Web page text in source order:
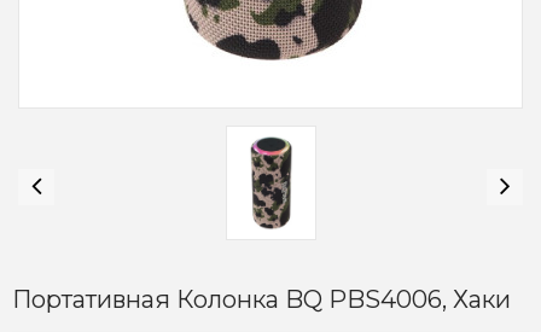
Портативная Колонка BQ PBS4006, Хаки